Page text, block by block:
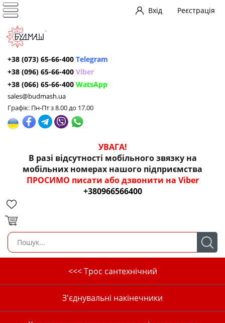
Вхід Реєстрація
+38 (073) 65-66-400 Telegram
+38 (096) 65-66-400 Viber
+38 (066) 65-66-400 WatsApp
sales@budmash.ua
Графік: Пн-Пт з 8.00 до 17.00
УВАГА!
В разі відсутності мобільного звязку на
мобільних номерах нашого підприємства
ПРОСИМО писати або дзвонити на Viber
+380966566400
<<< Трос сантехнічний
З'єднувальні накінечники